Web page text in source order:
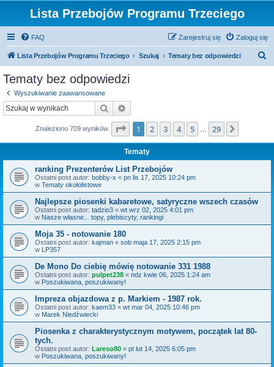
Lista Przebojów Programu Trzeciego
FAQ Zaloguj się
Zarejestruj się
Lista Przebojów Programu Trzeciego Szukaj Tematy bez odpowiedzi
Tematy bez odpowiedzi
Wyszukiwanie zaawansowane
Szukaj
Znaleziono 709 wyników Strona z29
1 2 3 4 5 29
Tematy
ranking Prezenterów List Przebojów
Ostatni post autor: bobby-x « pn lis 17, 2025 10:24 pm
w Tematy okołolistowe
Najlepsze piosenki kabaretowe, satyryczne wszech czasów
Ostatni post autor: tadzio3 « wt wrz 02, 2025 4:01 pm
w Nasze własne... topy, plebiscyty, rankingi
Moja 35 - notowanie 180
Ostatni post autor: kajman « sob maja 17, 2025 2:15 pm
w LP357
De Mono Do ciebię mówię notowanie 331 1988
Ostatni post autor: pulpet238 « ndz kwie 06, 2025 1:24 am
w Poszukiwana, poszukiwany!
Impreza objazdowa z p. Markiem - 1987 rok.
Ostatni post autor: kaem33 « wt mar 04, 2025 10:46 pm
w Marek Niedźwiecki
Piosenka z charakterystycznym motywem, początek lat 80-
tych.
Ostatni post autor: Lareso80 « pt lut 14, 2025 6:05 pm
w Poszukiwana, poszukiwany!